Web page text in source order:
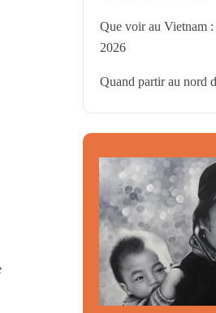
Que voir au Vietnam
2026
Quand partir au nord